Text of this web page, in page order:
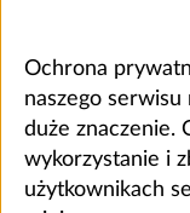
Ochrona
naszego serwisu
duże znaczenie.
wykorzystanie i
użytkownikach